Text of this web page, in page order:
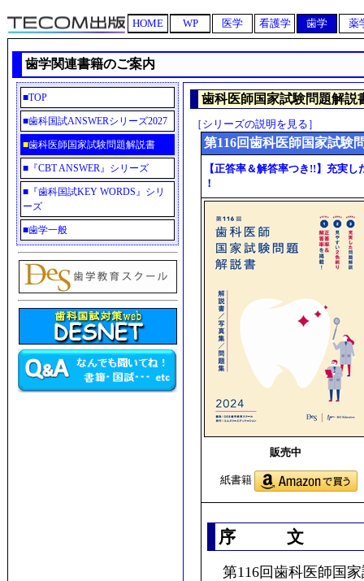
HOME WP 医学 看護学 歯学 薬
歯学関連書籍のご案内
■TOP
■歯科国試ANSWERシリーズ2027
■歯科医師国家試験問題解説書
■ 『CBT ANSWER』シリーズ
■ 『歯科国試KEY WORDS』シリ
ーズ
■歯学一般
歯科医師国家試験問題解説
［シリーズの説明を見る］
第116回歯科医師国家試験
【正答率＆解答率つき!!】充実
！
販売中
紙書籍
序 文
第116回歯科医師国家